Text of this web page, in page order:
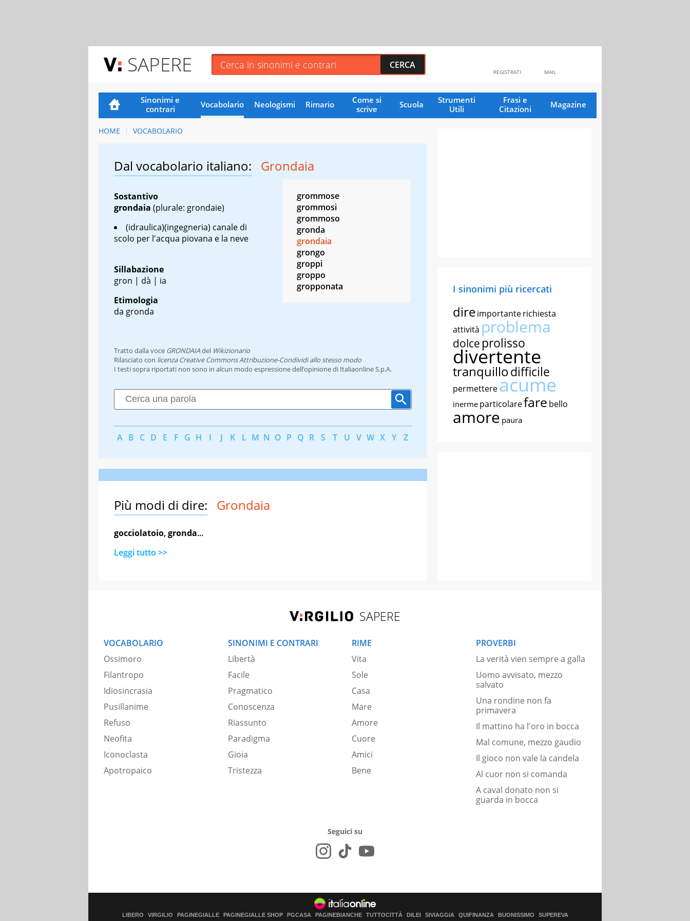
SAPERE MAIL
REGISTRATI
Sinonimi e
contrari
Vocabolario Neologismi Rimario
Come si
scrive
Scuola
Strumenti
Utili
Frasi e
Citazioni
Magazine
HOME VOCABOLARIO
Dal vocabolario italiano: Grondaia
Sostantivo
grondaia (plurale: grondaie)
(idraulica)(ingegneria) canale di
scolo per l'acqua piovana e la neve
Sillabazione
gron | dà | ia
Etimologia
da gronda
grommose
grommosi
grommoso
gronda
grondaia
grongo
groppi
groppo
gropponata
Tratto dalla voce GRONDAIAdel Wikizionario
Rilasciato con licenza Creative Commons Attribuzione-Condividi allo stesso modo
I testi sopra riportati non sono in alcun modo espressione dell’opinione di Italiaonline S.p.A.
A B C D E F G H I J K L M N O P Q R S T U V W X Y Z
Più modi di dire: Grondaia
gocciolatoio,gronda...
Leggi tutto >>
I sinonimi più ricercati
direimportanterichiesta
attività problema
dolce prolisso
divertente
tranquillodifficile
permettereacume
inerme particolarefare bello
amore paura
SAPERE
VOCABOLARIO
Ossimoro
Filantropo
Idiosincrasia
Pusillanime
Refuso
Neofita
Iconoclasta
Apotropaico
SINONIMI E CONTRARI
Libertà
Facile
Pragmatico
Conoscenza
Riassunto
Paradigma
Gioia
Tristezza
RIME
Vita
Sole
Casa
Mare
Amore
Cuore
Amici
Bene
PROVERBI
La verità vien sempre a galla
Uomo avvisato, mezzo
salvato
Una rondine non fa
primavera
Il mattino ha l'oro in bocca
Mal comune, mezzo gaudio
Il gioco non vale la candela
Al cuor non si comanda
A caval donato non si
guarda in bocca
Seguici su
LIBERO VIRGILIO PAGINEGIALLE PAGINEGIALLE SHOP PGCASA PAGINEBIANCHE TUTTOCITTÀ DILEI SIVIAGGIA QUIFINANZA BUONISSIMO SUPEREVA